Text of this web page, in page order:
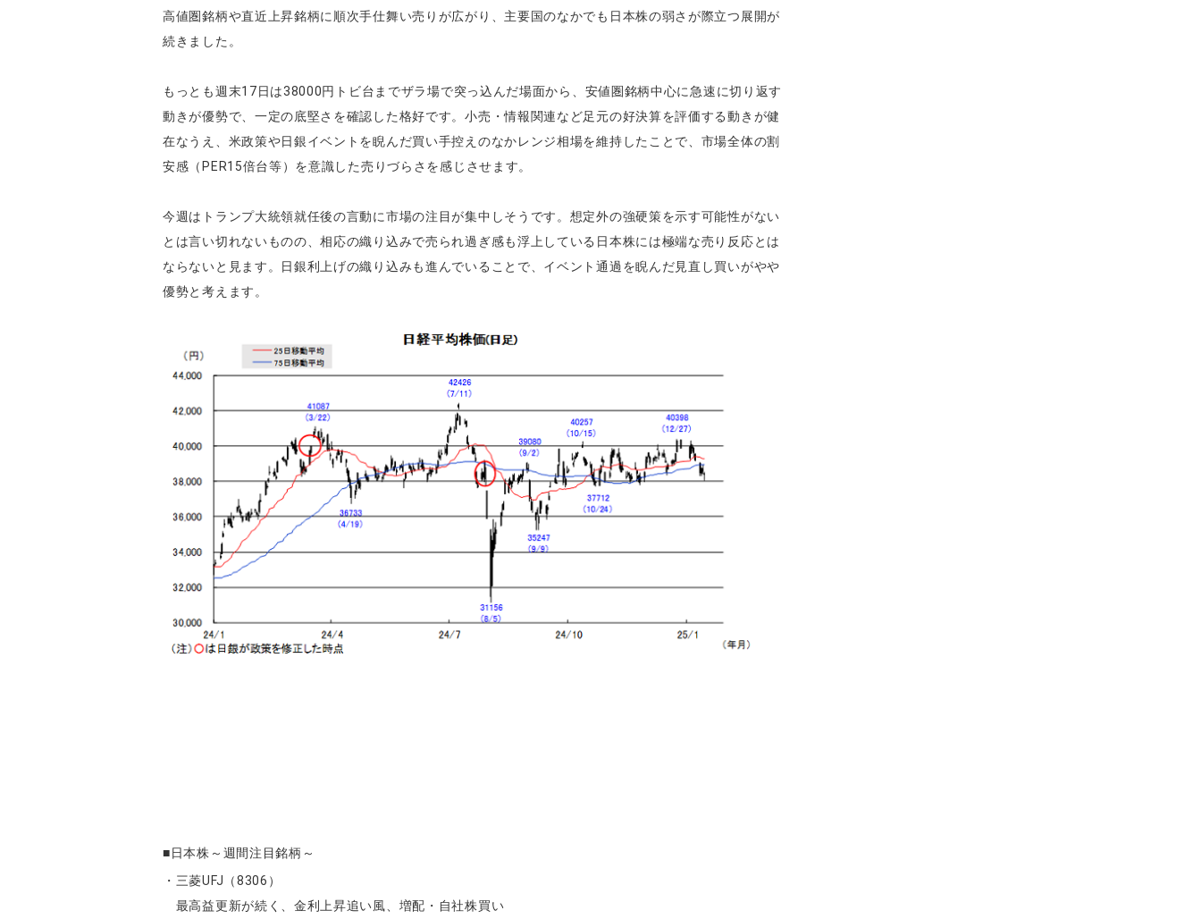
高値圏銘柄や直近上昇銘柄に順次手仕舞い売りが広がり、主要国のなかでも日本株の弱さが際立つ展開が
続きました。
もっとも週末17日は38000円トビ台までザラ場で突っ込んだ場面から、安値圏銘柄中心に急速に切り返す
動きが優勢で、一定の底堅さを確認した格好です。小売・情報関連など足元の好決算を評価する動きが健
在なうえ、米政策や日銀イベントを睨んだ買い手控えのなかレンジ相場を維持したことで、市場全体の割
安感（PER15倍台等）を意識した売りづらさを感じさせます。
今週はトランプ大統領就任後の言動に市場の注目が集中しそうです。想定外の強硬策を示す可能性がない
とは言い切れないものの、相応の織り込みで売られ過ぎ感も浮上している日本株には極端な売り反応とは
ならないと見ます。日銀利上げの織り込みも進んでいることで、イベント通過を睨んだ見直し買いがやや
優勢と考えます。
■日本株～週間注目銘柄～
・三菱UFJ（8306）
最高益更新が続く、金利上昇追い風、増配・自社株買い